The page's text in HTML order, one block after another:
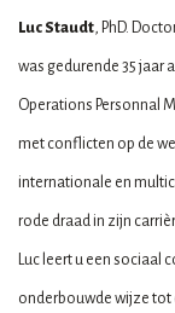
Luc Staudt, PhD.
was gedurende 35 jaar
Operations Personnal
met conflicten op de
internationale en
rode draad in zijn
Luc leert u een sociaal
onderbouwde wijze tot